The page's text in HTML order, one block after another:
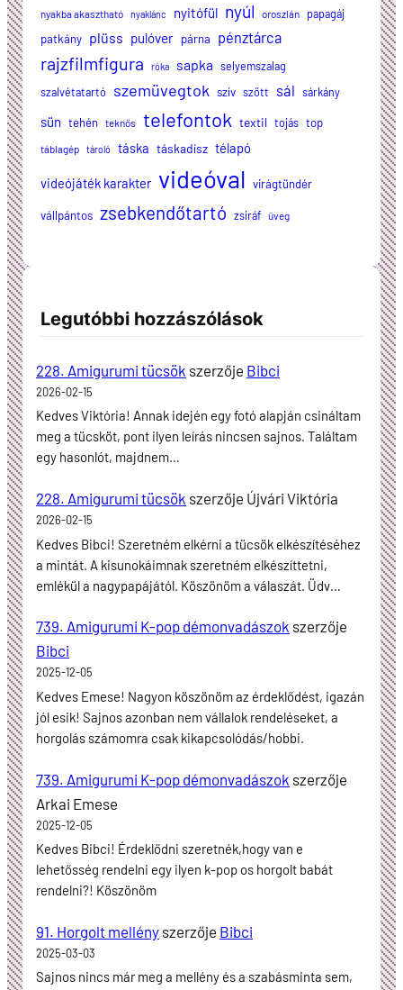
nyakba akasztható nyaklánc nyitófül nyúl oroszlán
papagáj
patkány plüss pulóver párna pénztárca
rajzfilmfigura róka sapka selyemszalag
szalvétatartó
szemüvegtok szív szőtt sál sárkány
sün tehén teknős telefontok textil tojás top
táblagép tároló táska táskadísz télapó
videójáték karakter videóval virágtündér
vállpántos zsebkendőtartó zsiráf üveg
Legutóbbi hozzászólások
228. Amigurumi tücsök szerzője Bibci
2026-02-15
Kedves Viktória! Annak idején egy fotó alapján csináltam
meg a tücsköt, pont ilyen leírás nincsen sajnos. Találtam
egy hasonlót, majdnem…
228. Amigurumi tücsök szerzője Újvári Viktória
2026-02-15
Kedves Bibci! Szeretném elkérni a tücsök elkészítéséhez
a mintát. A kisunokáimnak szeretném elkészíttetni,
emlékül a nagypapájától. Köszönöm a válaszát. Üdv…
739. Amigurumi K-pop démonvadászok szerzője
Bibci
2025-12-05
Kedves Emese! Nagyon köszönöm az érdeklődést, igazán
jól esik! Sajnos azonban nem vállalok rendeléseket, a
horgolás számomra csak kikapcsolódás/hobbi.
739. Amigurumi K-pop démonvadászok szerzője
Arkai Emese
2025-12-05
Kedves Bibci! Érdeklődni szeretnék,hogy van e
lehetősség rendelni egy ilyen k-pop os horgolt babát
rendelni?! Köszönöm
91. Horgolt mellény szerzője Bibci
2025-03-03
Sajnos nincs már meg a mellény és a szabásminta sem,